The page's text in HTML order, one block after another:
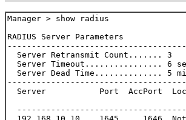
Manager > show radius
RADIUS Server Parameters
  Server Retransmit Count....... 3
Server Timeout................ 6
Server Dead Time.............. 5
Server           Port  AccPort